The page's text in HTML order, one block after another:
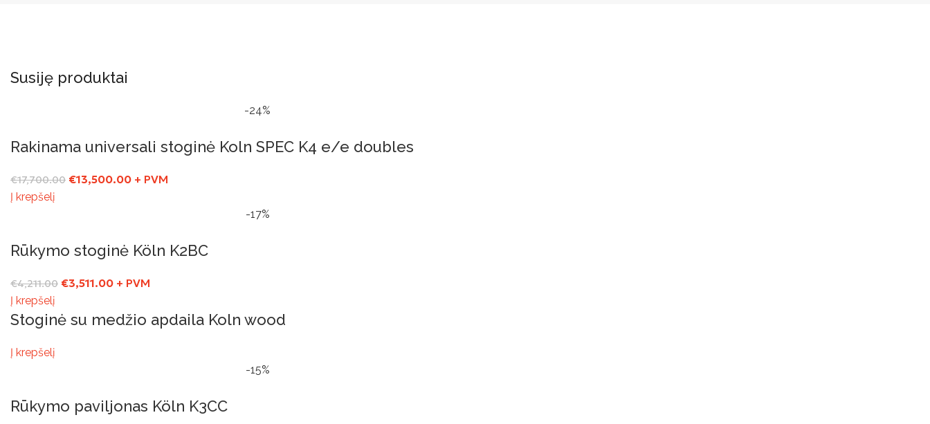
Susiję produktai
-24%
Rakinama universali stoginė Koln SPEC K4 e/e doubles
€17,700.00 €13,500.00 + PVM
Į krepšelį
-17%
Rūkymo stoginė Köln K2BC
€4,211.00 €3,511.00 + PVM
Į krepšelį
Stoginė su medžio apdaila Koln wood
Į krepšelį
-15%
Rūkymo paviljonas Köln K3CC